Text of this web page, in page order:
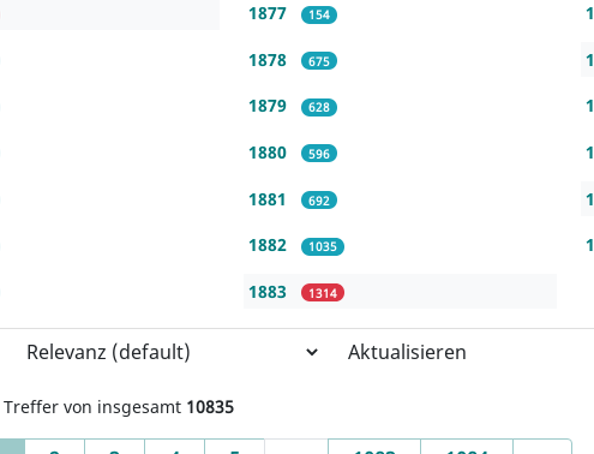
1877 154
1878 675
1879 628
1880 596
1881 692
1882 1035
1883 1314
Aktualisieren
Treffer von insgesamt 10835